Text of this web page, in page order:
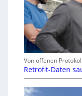
Von offenen
Retrofit-Daten